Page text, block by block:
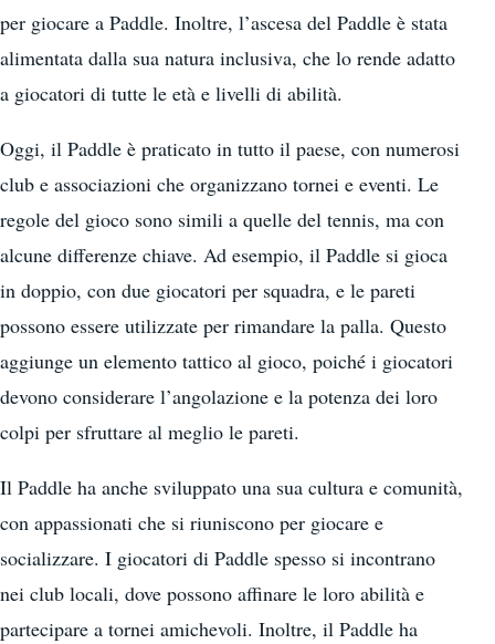
per giocare a Paddle. Inoltre, l’ascesa del Paddle è stata
alimentata dalla sua natura inclusiva, che lo rende adatto
a giocatori di tutte le età e livelli di abilità.
Oggi, il Paddle è praticato in tutto il paese, con numerosi
club e associazioni che organizzano tornei e eventi. Le
regole del gioco sono simili a quelle del tennis, ma con
alcune differenze chiave. Ad esempio, il Paddle si gioca
in doppio, con due giocatori per squadra, e le pareti
possono essere utilizzate per rimandare la palla. Questo
aggiunge un elemento tattico al gioco, poiché i giocatori
devono considerare l’angolazione e la potenza dei loro
colpi per sfruttare al meglio le pareti.
Il Paddle ha anche sviluppato una sua cultura e comunità,
con appassionati che si riuniscono per giocare e
socializzare. I giocatori di Paddle spesso si incontrano
nei club locali, dove possono affinare le loro abilità e
partecipare a tornei amichevoli. Inoltre, il Paddle ha